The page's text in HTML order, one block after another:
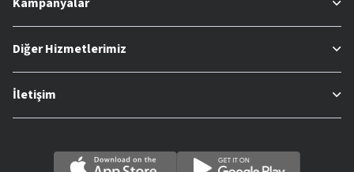
Diğer Hizmetlerimiz
İletişim